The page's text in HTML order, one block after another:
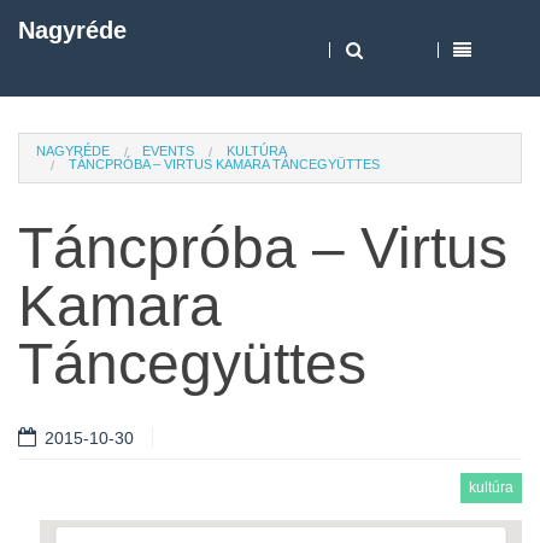
Nagyréde
NAGYRÉDE EVENTS
KULTÚRA
TÁNCPRÓBA – VIRTUS KAMARA TÁNCEGYÜTTES
Táncpróba – Virtus
Kamara
Táncegyüttes
2015-10-30
kultúra